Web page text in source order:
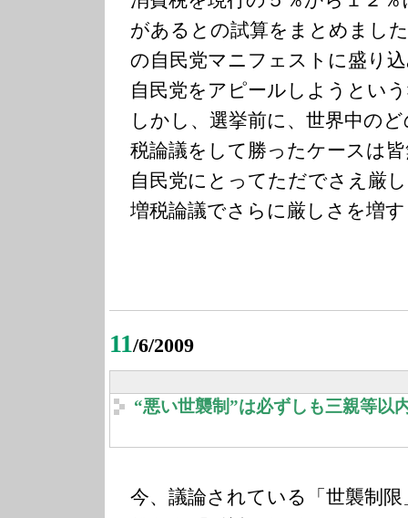
があるとの試算をまとめまし
の自民党マニフェストに盛り
自民党をアピールしようとい
しかし、選挙前に、世界中の
税論議をして勝ったケースは
自民党にとってただでさえ厳
増税論議でさらに厳しさを増
11/6/2009
“悪い世襲制”は必ずしも三親等以
今、議論されている「世襲制